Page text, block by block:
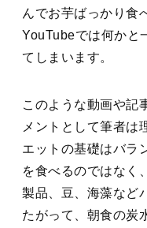
んでお芋ばっかり食
YouTubeでは何かと
てしまいます。
このような動画や記
メントとして筆者は
エットの基礎はバラ
を食べるのではなく
製品、豆、海藻など
たがって、朝食の炭